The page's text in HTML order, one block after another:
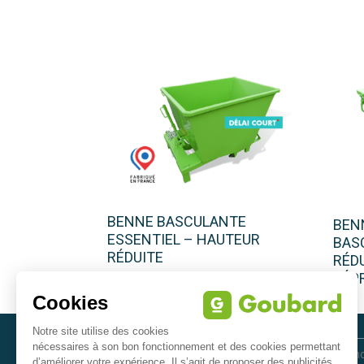
BENNE BASCULANTE
ESSENTIEL – HAUTEUR
RÉDUITE
INSCRIVEZ-VOUS